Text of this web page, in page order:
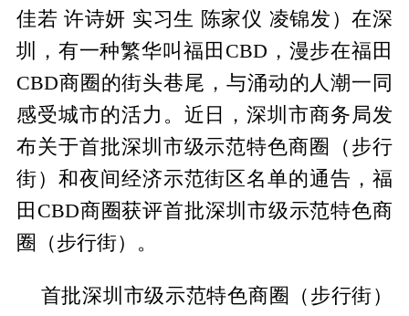
佳若 许诗妍 实习生 陈家仪 凌锦发）在深
圳，有一种繁华叫福田CBD，漫步在福田
CBD商圈的街头巷尾，与涌动的人潮一同
感受城市的活力。近日，深圳市商务局发
布关于首批深圳市级示范特色商圈（步行
街）和夜间经济示范街区名单的通告，福
田CBD商圈获评首批深圳市级示范特色商
圈（步行街）。
首批深圳市级示范特色商圈（步行街）